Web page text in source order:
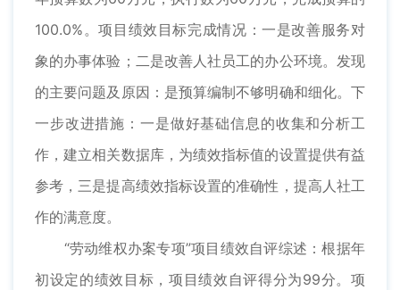
100.0%。项目绩效目标完成情况：一是改善服务对
象的办事体验；二是改善人社员工的办公环境。发现
的主要问题及原因：是预算编制不够明确和细化。下
一步改进措施：一是做好基础信息的收集和分析工
作，建立相关数据库，为绩效指标值的设置提供有益
参考，三是提高绩效指标设置的准确性，提高人社工
作的满意度。
“劳动维权办案专项”项目绩效自评综述：根据年
初设定的绩效目标，项目绩效自评得分为99分。项